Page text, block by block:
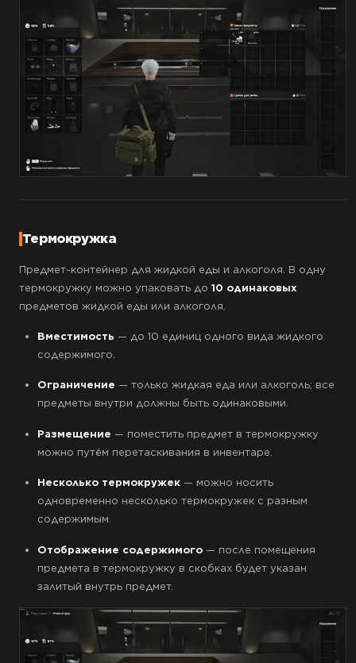
Термокружка
Предмет-контейнер для жидкой еды и алкоголя. В одну
термокружку можно упаковать до 10 одинаковых
предметов жидкой еды или алкоголя.
Вместимость — до 10 единиц одного вида жидкого
содержимого.
Ограничение — только жидкая еда или алкоголь; все
предметы внутри должны быть одинаковыми.
Размещение — поместить предмет в термокружку
можно путём перетаскивания в инвентаре.
Несколько термокружек— можно носить
одновременно несколько термокружек с разным
содержимым.
Отображение содержимого— после помещения
предмета в термокружку в скобках будет указан
залитый внутрь предмет.